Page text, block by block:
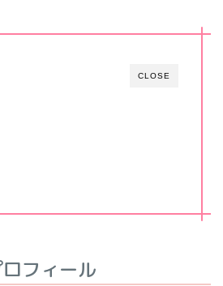
CLOSE
フィール